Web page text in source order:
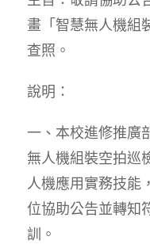
畫「智慧無人機組
查照。
說明：
一、本校進修推廣
無人機組裝空拍巡
人機應用實務技能
位協助公告並轉知
訓。